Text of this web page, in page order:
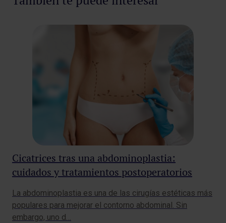
Cicatrices tras una abdominoplastia:
cuidados y tratamientos postoperatorios
La abdominoplastia es una de las cirugías estéticas más
populares para mejorar el contorno abdominal. Sin
embargo, uno d…